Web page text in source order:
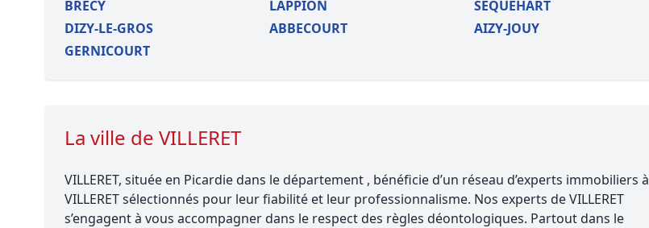
BRECY
LAPPION
SEQUEHART
DIZY-LE-GROS
ABBECOURT
AIZY-JOUY
GERNICOURT
La ville de VILLERET
VILLERET, située en Picardie dans le département , bénéficie d’un réseau d’experts immobiliers à
VILLERET sélectionnés pour leur fiabilité et leur professionnalisme. Nos experts de VILLERET
s’engagent à vous accompagner dans le respect des règles déontologiques. Partout dans le